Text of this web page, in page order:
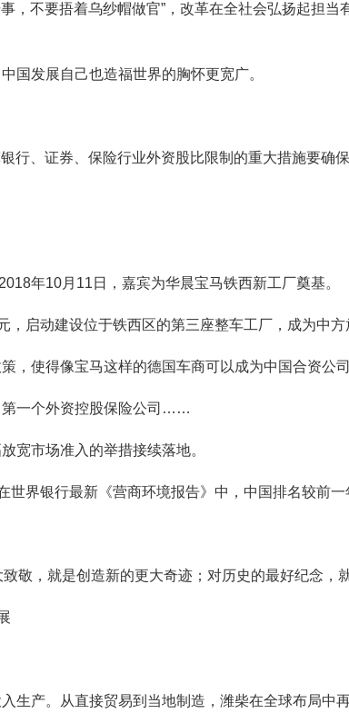
不要捂着乌纱帽做官”，改革在全社会弘扬起担当
发展自己也造福世界的胸怀更宽广。
行、证券、保险行业外资股比限制的重大措施要
年10月11日，嘉宾为华晨宝马铁西新工厂奠基。
动建设位于铁西区的第三座整车工厂，成为中方
使得像宝马这样的德国车商可以成为中国合资公司
一个外资控股保险公司……
市场准入的举措接续落地。
银行最新《营商环境报告》中，中国排名较前一
，就是创造新的更大奇迹；对历史的最好纪念，就
产。从直接贸易到当地制造，潍柴在全球布局中再